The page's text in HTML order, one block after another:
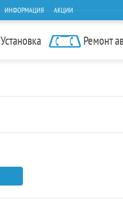
ИНФОРМАЦИЯ АКЦИИ
Установка Ремонт